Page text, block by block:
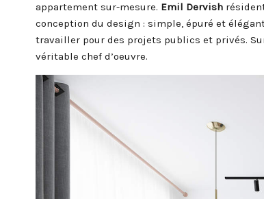
appartement sur-mesure. Emil Dervish
conception du design : simple, épuré et
travailler pour des projets publics et privés.
véritable chef d’oeuvre.